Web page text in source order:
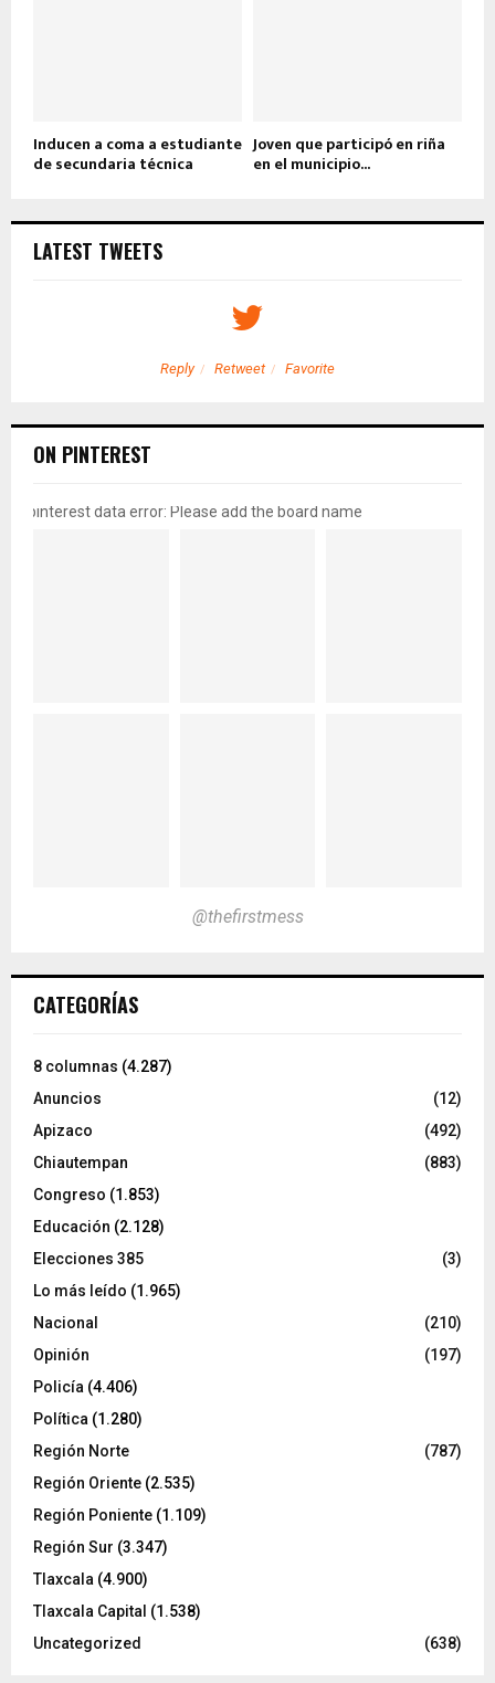
Inducen a coma a estudiante
de secundaria técnica
Joven que participó en riña
en el municipio...
LATEST TWEETS
Reply Retweet Favorite
ON PINTEREST
pinterest data error: Please add the board name
@thefirstmess
CATEGORÍAS
8 columnas (4.287)
Anuncios
(12)
Apizaco
(492)
Chiautempan
(883)
Congreso (1.853)
Educación (2.128)
Elecciones 385
(3)
Lo más leído (1.965)
Nacional
(210)
Opinión
(197)
Policía (4.406)
Política (1.280)
Región Norte
(787)
Región Oriente (2.535)
Región Poniente (1.109)
Región Sur (3.347)
Tlaxcala (4.900)
Tlaxcala Capital (1.538)
Uncategorized
(638)